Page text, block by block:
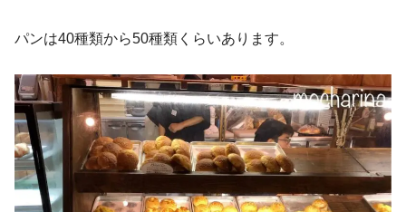
パンは40種類から50種類くらいあります。